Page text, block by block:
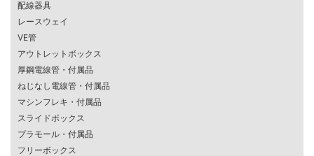
配線器具
レースウェイ
VE管
アウトレットボックス
厚鋼電線管・付属品
ねじなし電線管・付属品
マシンフレキ・付属品
スライドボックス
プラモール・付属品
フリーボックス